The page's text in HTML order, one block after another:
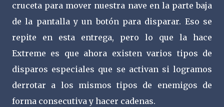
cruceta para mover nuestra nave en la parte baja
de la pantalla y un botón para disparar. Eso se
repite en esta entrega, pero lo que la hace
Extreme es que ahora existen varios tipos de
disparos especiales que se activan si logramos
derrotar a los mismos tipos de enemigos de
forma consecutiva y hacer cadenas.